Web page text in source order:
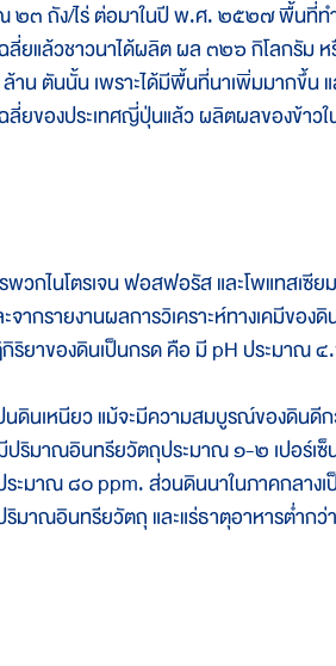
๒๓ ถัง/ไร่ ต่อมาในปี พ.ศ. ๒๕๒๗ พื้นที่ทำ
ลี่ยแล้วชาวนาได้ผลิต ผล ๓๒๖ กิโลกรัม
าน ตันนั้น เพราะได้มีพื้นที่นาเพิ่มมากขึ้น
ยของประเทศญี่ปุ่นแล้ว ผลิตผลของข้าวใ
ไนโตรเจน ฟอสฟอรัส และโพแทสเซีย
ากรายงานผลการวิเคราะห์ทางเคมีของ
ริยาของดินเป็นกรด คือ มี pH ประมาณ
นเหนียว แม้จะมีความสมบูรณ์ของดินดี
ริมาณอินทรียวัตถุประมาณ ๑-๒ เปอร์เ
มาณ ๘๐ ppm. ส่วนดินนาในภาคกลางเ
าณอินทรียวัตถุ และแร่ธาตุอาหารต่ำกว่